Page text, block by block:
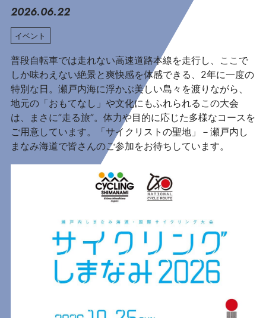
2026.06.22
イベント
普段自転車では走れない高速道路本線を走行し、ここで
しか味わえない絶景と爽快感を体感できる、2年に一度の
特別な日。瀬戸内海に浮かぶ美しい島々を渡りながら、
地元の「おもてなし」や文化にもふれられるこの大会
は、まさに”走る旅”。体力や目的に応じた多様なコースを
ご用意しています。「サイクリストの聖地」－瀬戸内し
まなみ海道で皆さんのご参加をお待ちしています。